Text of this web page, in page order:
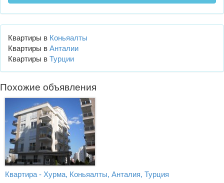
Квартиры в Коньяалты
Квартиры в Анталии
Квартиры в Турции
Похожие объявления
Квартира - Хурма, Коньяалты, Анталия, Турция